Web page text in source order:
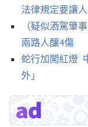
法律規定要讓人
（疑似酒駕肇
兩路人釀4傷
蛇行加闖紅燈
外」